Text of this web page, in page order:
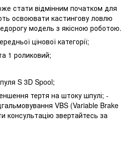
стати відмінним початком для
освоювати кастингову ловлю
модель з якісною роботою.
цінової категорії;
1 роликовий;
S 3D Spool;
тертя на штоку шпулі; -
VBS (Variable Brake
консультацію звертайтесь за